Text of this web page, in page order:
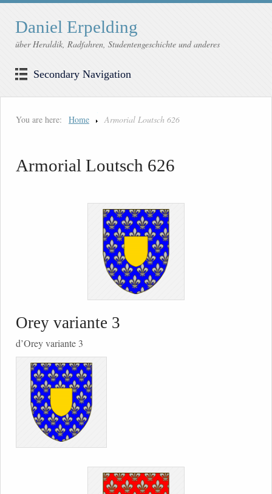
Daniel Erpelding
über Heraldik, Radfahren, Studentengeschichte und anderes
Secondary Navigation
You are here: Home Armorial Loutsch 626
Armorial Loutsch 626
Orey variante 3
d’Orey variante 3